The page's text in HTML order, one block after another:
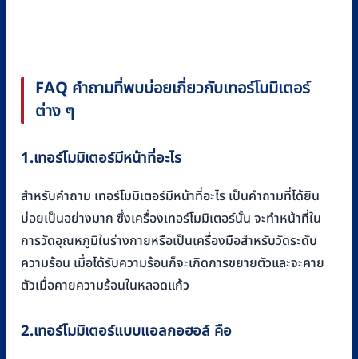
FAQ คำถามที่พบบ่อยเกี่ยวกับเทอร์โมมิเตอร์
ต่าง ๆ
1.เทอร์โมมิเตอร์มีหน้าที่อะไร
สำหรับคำถาม เทอร์โมมิเตอร์มีหน้าที่อะไร เป็นคำถามที่ได้ยิน
บ่อยเป็นอย่างมาก ซึ่งเครื่องเทอร์โมมิเตอร์นั้น จะทำหน้าที่ใน
การวัดอุณหภูมิในร่างกายหรือเป็นเครื่องมือสำหรับวัดระดับ
ความร้อน เมื่อได้รับความร้อนก็จะเกิดการขยายตัวและจะคาย
ตัวเมื่อคายความร้อนในหลอดแก้ว
2.เทอร์โมมิเตอร์แบบแอลกอฮอล์ คือ